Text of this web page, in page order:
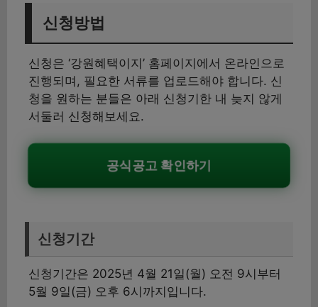
신청방법
신청은 ‘강원혜택이지’ 홈페이지에서 온라인으로
진행되며, 필요한 서류를 업로드해야 합니다. 신
청을 원하는 분들은 아래 신청기한 내 늦지 않게
서둘러 신청해보세요.
공식공고 확인하기
신청기간
신청기간은 2025년 4월 21일(월) 오전 9시부터
5월 9일(금) 오후 6시까지입니다.